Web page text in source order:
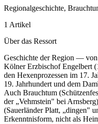
Regionalgeschichte,
1 Artikel
Über das Ressort
Geschichte der Region —
Kölner Erzbischof Engelbert
den Hexenprozessen im 17.
19. Jahrhundert und dem
Auch Brauchtum
der „Vehmstein" bei
(Sauerländer Platt, „dingen"
Erkenntnisform, nicht als